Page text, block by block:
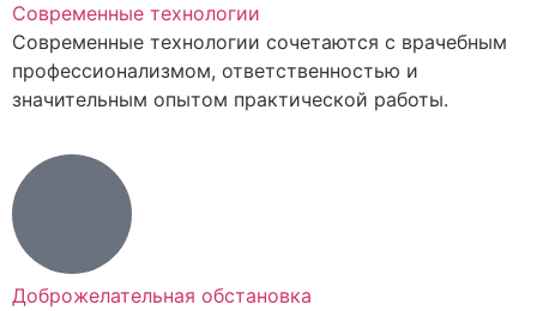
Современные технологии
Современные технологии сочетаются с врачебным
профессионализмом, ответственностью и
значительным опытом практической работы.
Доброжелательная обстановка